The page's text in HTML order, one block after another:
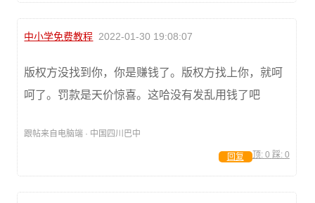
中小学免费教程 2022-01-30 19:08:07
版权方没找到你，你是赚钱了。版权方找上你，就呵
呵了。罚款是天价惊喜。这哈没有发乱用钱了吧
跟帖来自电脑端 · 中国四川巴中
顶: 0 踩: 0
回复